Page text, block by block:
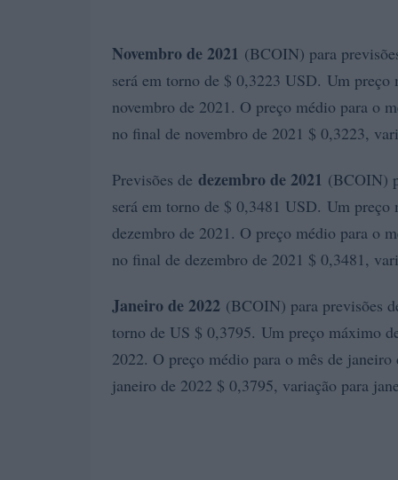
Novembro de 2021 (BCOIN) para
será em torno de $ 0,3223 USD. Um
novembro de 2021. O preço médio para o
no final de novembro de 2021 $ 0,3223,
Previsões de dezembro de 2021 (BCOIN)
será em torno de $ 0,3481 USD. Um
dezembro de 2021. O preço médio para o
no final de dezembro de 2021 $ 0,3481,
Janeiro de 2022 (BCOIN) para previsões
torno de US $ 0,3795. Um preço máximo
2022. O preço médio para o mês de
janeiro de 2022 $ 0,3795, variação para